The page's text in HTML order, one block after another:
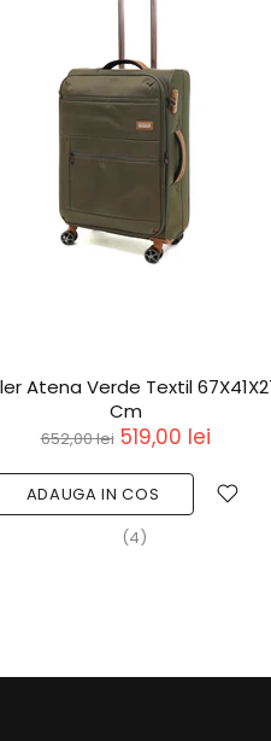
Atena Verde Textil
Cm
652,00 lei 519,00 lei
ADAUGA IN COS
(4)